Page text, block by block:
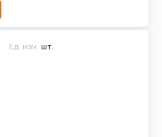
Ед. изм. шт.